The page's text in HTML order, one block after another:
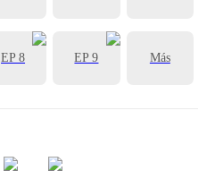
EP 8 EP 9 Más